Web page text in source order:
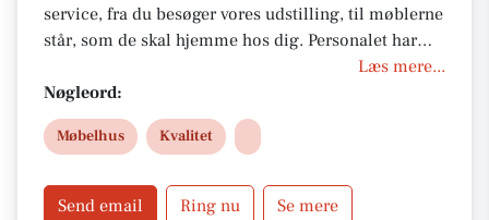
service, fra du besøger vores udstilling, til møblerne
står, som de skal hjemme hos dig. Personalet har
stor faglig viden om møbler og indretning, så du
kan trygt spørge os til råds. Vi kan desuden også
vejlede dig om den rette pleje af dit nye møbel, så
du får glæde af det i mange år fremover.
Læs mere...
Nøgleord:
Møbelhus Kvalitet
Send email Ring nu Se mere